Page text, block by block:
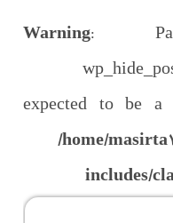
Warning:
expected to be a
/home/
includes/